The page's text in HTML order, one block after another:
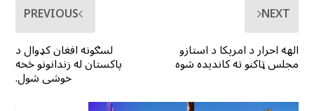
PREVIOUS
لسګونه افغان کډوال د
پاکستان له زندانونو څخه
خوشی شول.
NEXT
الهه احرار د امریکا د استازو
مجلس ټاکنو ته کاندیده شوه